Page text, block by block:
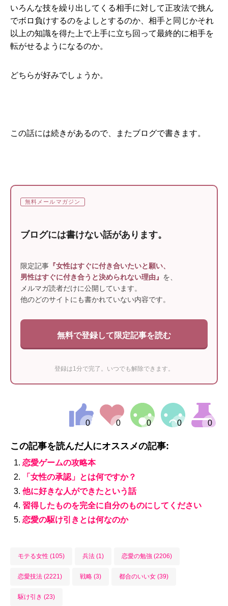
いろんな技を繰り出してくる相手に対して正攻法で挑ん
でボロ負けするのをよしとするのか、相手と同じかそれ
以上の知識を得た上で上手に立ち回って最終的に相手を
転がせるようになるのか。
どちらが好みでしょうか。
この話には続きがあるので、またブログで書きます。
無料メールマガジン
ブログには書けない話があります。
限定記事 『女性はすぐに付き合いたいと願い、
男性はすぐに付き合うと決められない理由』 を、
メルマガ読者だけに公開しています。
他のどのサイトにも書かれていない内容です。
無料で登録して限定記事を読む
登録は1分で完了。いつでも解除できます。
この記事を読んだ人にオススメの記事:
恋愛ゲームの攻略本
「女性の承認」とは何ですか？
他に好きな人ができたという話
習得したものを完全に自分のものにしてください
恋愛の駆け引きとは何なのか
モテる女性 (105) 兵法 (1) 恋愛の勉強 (2206)
恋愛技法 (2221) 戦略 (3) 都合のいい女 (39)
駆け引き (23)